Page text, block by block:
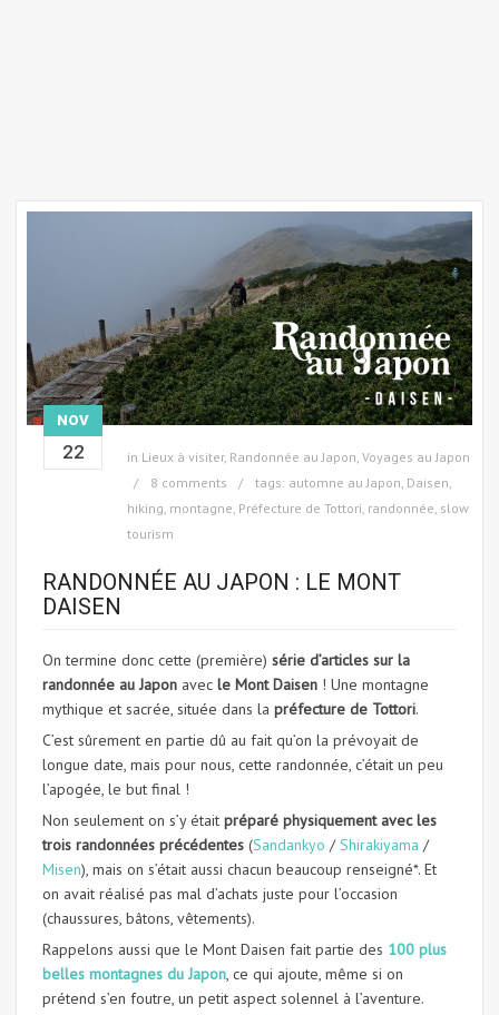
NOV
22 in Lieux à visiter, Randonnée au Japon, Voyages au Japon
8 comments
tags: automne au Japon, Daisen,
hiking, montagne, Préfecture de Tottori, randonnée, slow
tourism
RANDONNÉE AU JAPON : LE MONT
DAISEN
On termine donc cette (première) série d’articles sur la
randonnée au Japon avec le Mont Daisen ! Une montagne
mythique et sacrée, située dans la préfecture de Tottori.
C’est sûrement en partie dû au fait qu’on la prévoyait de
longue date, mais pour nous, cette randonnée, c’était un peu
l’apogée, le but final !
Non seulement on s’y était préparé physiquement avec les
trois randonnées précédentes (Sandankyo /Shirakiyama /
Misen), mais on s’était aussi chacun beaucoup renseigné*. Et
on avait réalisé pas mal d’achats juste pour l’occasion
(chaussures, bâtons, vêtements).
Rappelons aussi que le Mont Daisen fait partie des 100 plus
belles montagnes du Japon, ce qui ajoute, même si on
prétend s’en foutre, un petit aspect solennel à l’aventure.